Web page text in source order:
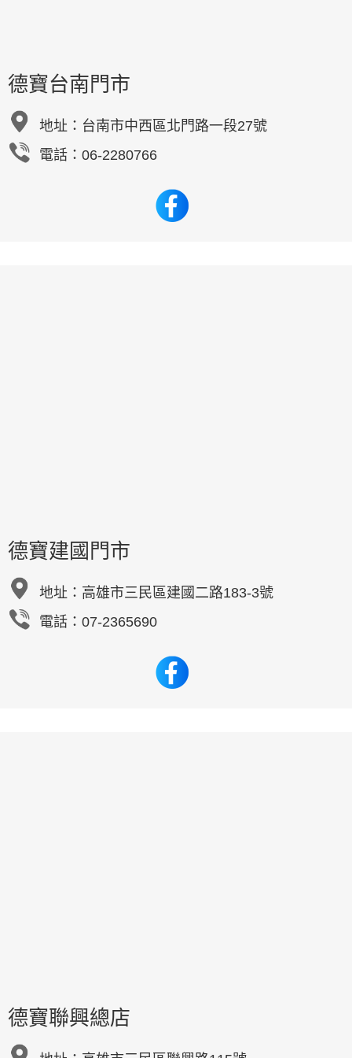
德寶台南門市
地址： 台南市中西區北門路一段27號
電話：06-2280766
德寶建國門市
地址： 高雄市三民區建國二路183-3號
電話：07-2365690
德寶聯興總店